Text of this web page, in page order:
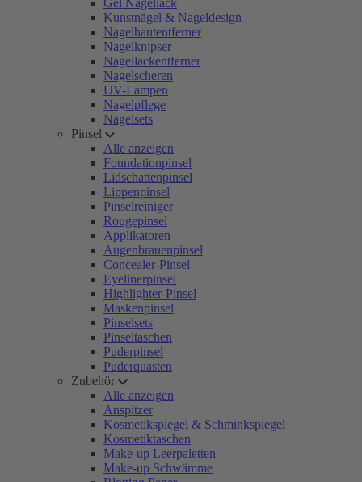
Gel Nagellack
Kunstnägel & Nageldesign
Nagelhautentferner
Nagelknipser
Nagellackentferner
Nagelscheren
UV-Lampen
Nagelpflege
Nagelsets
Pinsel
Alle anzeigen
Foundationpinsel
Lidschattenpinsel
Lippenpinsel
Pinselreiniger
Rougepinsel
Applikatoren
Augenbrauenpinsel
Concealer-Pinsel
Eyelinerpinsel
Highlighter-Pinsel
Maskenpinsel
Pinselsets
Pinseltaschen
Puderpinsel
Puderquasten
Zubehör
Alle anzeigen
Anspitzer
Kosmetikspiegel & Schminkspiegel
Kosmetiktaschen
Make-up Leerpaletten
Make-up Schwämme